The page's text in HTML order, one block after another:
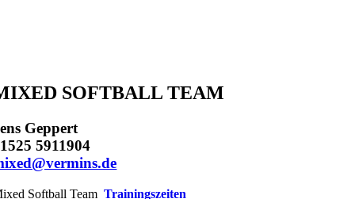
SOFTBALL TEAM
Geppert
5911904
Softball TeamTrainingszeiten